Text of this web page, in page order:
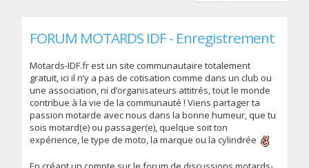
FORUM MOTARDS IDF - Enregistrement
Motards-IDF.fr est un site communautaire totalement
gratuit, ici il n’y a pas de cotisation comme dans un club ou
une association, ni d’organisateurs attitrés, tout le monde
contribue à la vie de la communauté ! Viens partager ta
passion motarde avec nous dans la bonne humeur, que tu
sois motard(e) ou passager(e), quelque soit ton
expérience, le type de moto, la marque ou la cylindrée